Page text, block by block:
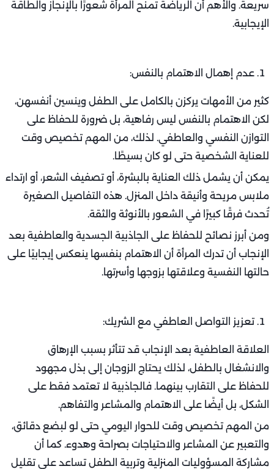
سريعة. والأهم أن الرياضة تمنح المرأة شعورًا بالإنجاز والطاقة
الإيجابية.
عدم إهمال الاهتمام بالنفس:
كثير من الأمهات يركزن بالكامل على الطفل وينسين أنفسهن،
لكن الاهتمام بالنفس ليس رفاهية، بل ضرورة للحفاظ على
التوازن النفسي والعاطفي. لذلك، من المهم تخصيص وقت
للعناية الشخصية حتى لو كان بسيطًا.
يمكن أن يشمل ذلك العناية بالبشرة، أو تصفيف الشعر، أو ارتداء
ملابس مريحة وأنيقة داخل المنزل. هذه التفاصيل الصغيرة
تُحدث فرقًا كبيرًا في الشعور بالأنوثة والثقة.
ومن أبرز نصائح للحفاظ على الجاذبية الجسدية والعاطفية بعد
الإنجاب أن تدرك المرأة أن الاهتمام بنفسها ينعكس إيجابيًا على
حالتها النفسية وعلاقتها بزوجها وأسرتها.
تعزيز التواصل العاطفي مع الشريك:
العلاقة العاطفية بعد الإنجاب قد تتأثر بسبب الإرهاق
والانشغال بالطفل، لذلك يحتاج الزوجان إلى بذل مجهود
للحفاظ على التقارب بينهما. فالجاذبية لا تعتمد فقط على
الشكل، بل أيضًا على الاهتمام والمشاعر والتفاهم.
من المهم تخصيص وقت للحوار اليومي حتى لو لبضع دقائق،
والتعبير عن المشاعر والاحتياجات بصراحة وهدوء. كما أن
مشاركة المسؤوليات المنزلية وتربية الطفل تساعد على تقليل